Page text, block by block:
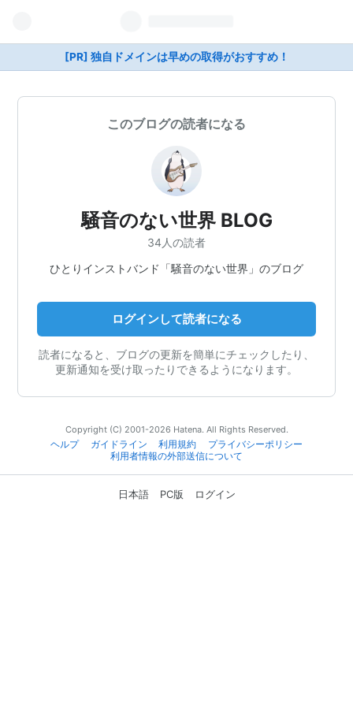
[PR] 独自ドメインは早めの取得がおすすめ！
このブログの読者になる
騒音のない世界 BLOG
34人の読者
ひとりインストバンド「騒音のない世界」のブログ
ログインして読者になる
読者になると、ブログの更新を簡単にチェックしたり、
更新通知を受け取ったりできるようになります。
Copyright (C) 2001-2026 Hatena. All Rights Reserved.
ヘルプ
ガイドライン 利用規約
プライバシーポリシー
利用者情報の外部送信について
日本語 PC版 ログイン